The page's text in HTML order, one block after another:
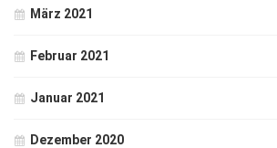
März 2021
Februar 2021
Januar 2021
Dezember 2020